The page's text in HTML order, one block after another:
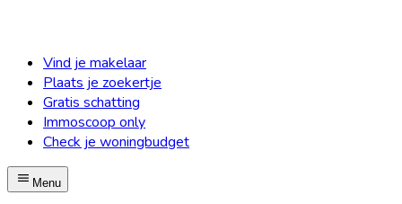
Vind je makelaar
Plaats je zoekertje
Gratis schatting
Immoscoop only
Check je woningbudget
Menu